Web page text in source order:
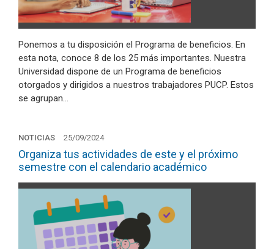
Ponemos a tu disposición el Programa de beneficios. En
esta nota, conoce 8 de los 25 más importantes. Nuestra
Universidad dispone de un Programa de beneficios
otorgados y dirigidos a nuestros trabajadores PUCP. Estos
se agrupan…
NOTICIAS 25/09/2024
Organiza tus actividades de este y el próximo
semestre con el calendario académico